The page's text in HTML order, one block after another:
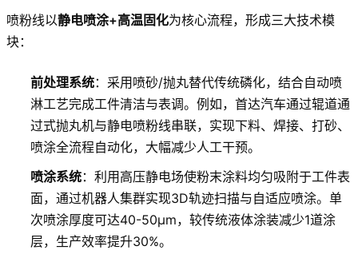
喷粉线以静电喷涂+高温固化为核心流程，形成三大技术模
块：
前处理系统：采用喷砂/抛丸替代传统磷化，结合自动喷
淋工艺完成工件清洁与表调。例如，首达汽车通过辊道通
过式抛丸机与静电喷粉线串联，实现下料、焊接、打砂、
喷涂全流程自动化，大幅减少人工干预。
喷涂系统：利用高压静电场使粉末涂料均匀吸附于工件表
面，通过机器人集群实现3D轨迹扫描与自适应喷涂。单
次喷涂厚度可达40-50μm，较传统液体涂装减少1道涂
层，生产效率提升30%。